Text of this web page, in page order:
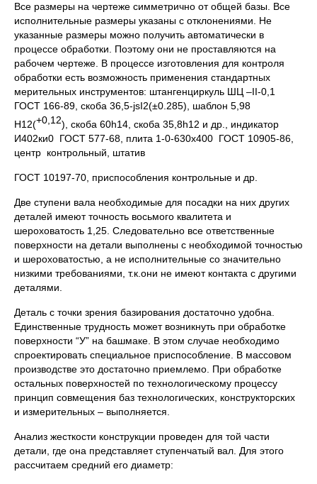
Все размеры на чертеже симметрично от общей базы. Все
исполнительные размеры указаны с отклонениями. Не
указанные размеры можно получить автоматически в
процессе обработки. Поэтому они не проставляются на
рабочем чертеже. В процессе изготовления для контроля
обработки есть возможность применения стандартных
мерительных инструментов: штангенциркуль ШЦ –II-0,1
ГОСТ 166-89, скоба 36,5-jsI2(±0.285), шаблон 5,98
Н12(+0,12), скоба 60h14, скоба 35,8h12 и др., индикатор
И402ки0 ГОСТ 577-68, плита 1-0-630х400 ГОСТ 10905-86,
центр контрольный, штатив
ГОСТ 10197-70, приспособления контрольные и др.
Две ступени вала необходимые для посадки на них других
деталей имеют точность восьмого квалитета и
шероховатость 1,25. Следовательно все ответственные
поверхности на детали выполнены с необходимой точностью
и шероховатостью, а не исполнительные со значительно
низкими требованиями, т.к.они не имеют контакта с другими
деталями.
Деталь с точки зрения базирования достаточно удобна.
Единственные трудность может возникнуть при обработке
поверхности “У” на башмаке. В этом случае необходимо
спроектировать специальное приспособление. В массовом
производстве это достаточно приемлемо. При обработке
остальных поверхностей по технологическому процессу
принцип совмещения баз технологических, конструкторских
и измерительных – выполняется.
Анализ жесткости конструкции проведен для той части
детали, где она представляет ступенчатый вал. Для этого
рассчитаем средний его диаметр: